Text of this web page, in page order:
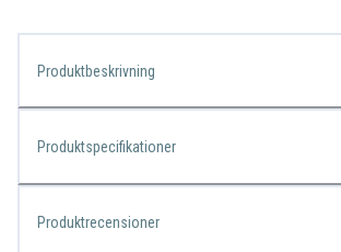
Produktbeskrivning
Produktspecifikationer
Produktrecensioner